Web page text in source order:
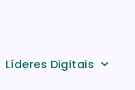
Líderes Digitais